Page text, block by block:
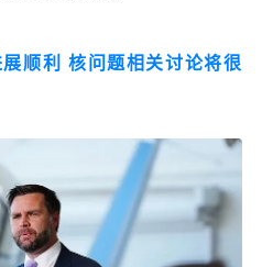
顺利 核问题相关讨论将很